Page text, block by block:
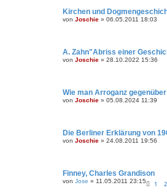
Kirchen und
von Joschie » 06.05.2011 18:03
A. Zahn"Abriss einer
von Joschie » 28.10.2022 15:36
Wie man Arroganz
von Joschie » 05.08.2024 11:39
Die Berliner Erklärung von
von Joschie » 24.08.2011 19:56
Finney, Charles Grandison
von Jose » 11.05.2011 23:15 1 2